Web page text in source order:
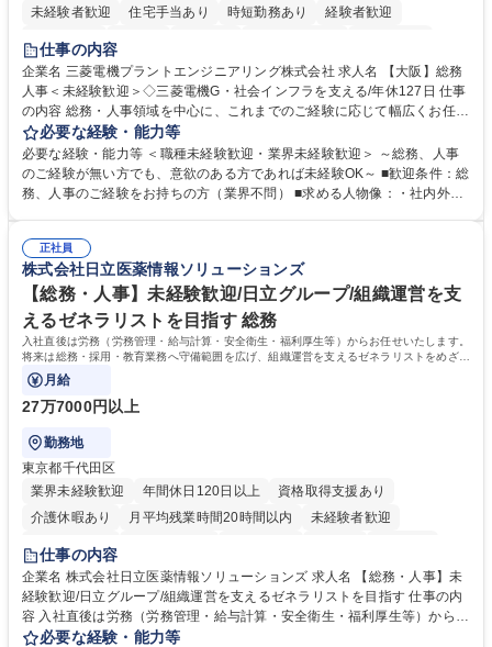
未経験者歓迎 住宅手当あり 時短勤務あり
経験者歓迎
退職金あり
駅近5分以内
土日祝休み 服装自由 寮・社宅あり 食事補助あり
仕事の内容
企業名 三菱電機プラントエンジニアリング株式会社 求人名 【大阪】総務
人事＜未経験歓迎＞◇三菱電機G・社会インフラを支える/年休127日 仕事
の内容 総務・人事領域を中心に、これまでのご経験に応じて幅広くお任せ
します。 ＜具体的には＞ ・総務/人事労務（給与・社保・勤怠管理など）
・採用・教育研修 ・福利厚生運用 など ※基本的には事務所勤務ですが、
採用や教育等の業務内容により、関西圏以外への日帰り・宿泊を伴う国内
出張もございます。 ※担当業務を持ちつつ、お互いに助け合いながら、総
必要な経験・能力等
必要な経験・能力等 ＜職種未経験歓迎・業界未経験歓迎＞ ～総務、人事
のご経験が無い方でも、意欲のある方であれば未経験OK～ ■歓迎条件：総
務、人事のご経験をお持ちの方（業界不問） ■求める人物像：・社内外の
正社員
株式会社日立医薬情報ソリューションズ
【総務・人事】未経験歓迎/日立グループ/組織運営を支
えるゼネラリストを目指す 総務
入社直後は労務（労務管理・給与計算・安全衛生・福利厚生等）からお任せいたします。
将来は総務・採用・教育業務へ守備範囲を広げ、組織運営を支えるゼネラリストをめざせ
ます。
月給
27万7000円以上
勤務地
東京都千代田区
業界未経験歓迎
年間休日120日以上
資格取得支援あり
介護休暇あり
月平均残業時間20時間以内
未経験者歓迎
住宅手当あり
育休あり
完全週休2日制 交通費支給 土日祝休み 寮・社宅あり
仕事の内容
企業名 株式会社日立医薬情報ソリューションズ 求人名 【総務・人事】未
経験歓迎/日立グループ/組織運営を支えるゼネラリストを目指す 仕事の内
容 入社直後は労務（労務管理・給与計算・安全衛生・福利厚生等）からお
任せいたします。将来は総務・採用・教育業務へ守備範囲を広げ、組織運
必要な経験・能力等